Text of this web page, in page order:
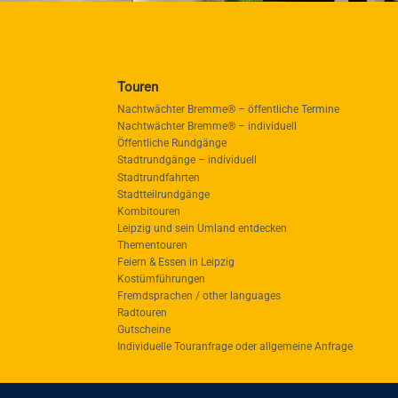
Touren
Nachtwächter Bremme® – öffentliche Termine
Nachtwächter Bremme® – individuell
Öffentliche Rundgänge
Stadtrundgänge – individuell
Stadtrundfahrten
Stadtteilrundgänge
Kombitouren
Leipzig und sein Umland entdecken
Thementouren
Feiern & Essen in Leipzig
Kostümführungen
Fremdsprachen / other languages
Radtouren
Gutscheine
Individuelle Touranfrage oder allgemeine Anfrage